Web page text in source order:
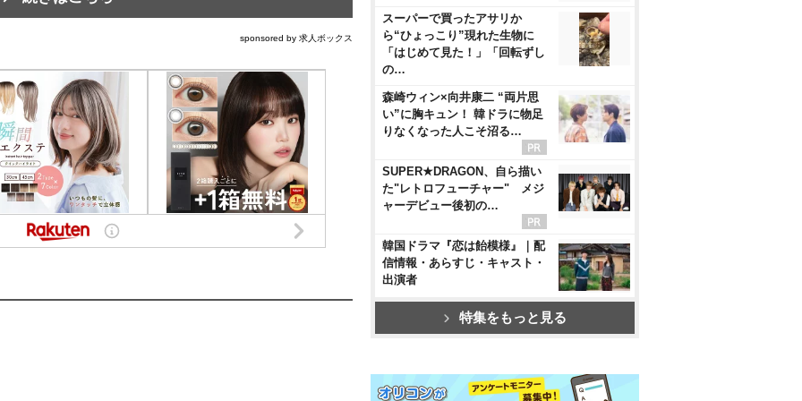
sponsored by 求人ボックス
スーパーで買ったアサリか
ら“ひょっこり”現れた生物に
「はじめて見た！」「回転ずし
の…
森崎ウィン×向井康二 “両片思
い”に胸キュン！ 韓ドラに物足
りなくなった人こそ沼る…
SUPER★DRAGON、自ら描い
た"レトロフューチャー" メジ
ャーデビュー後初の…
韓国ドラマ『恋は飴模様』｜配
信情報・あらすじ・キャスト・
出演者
特集をもっと見る